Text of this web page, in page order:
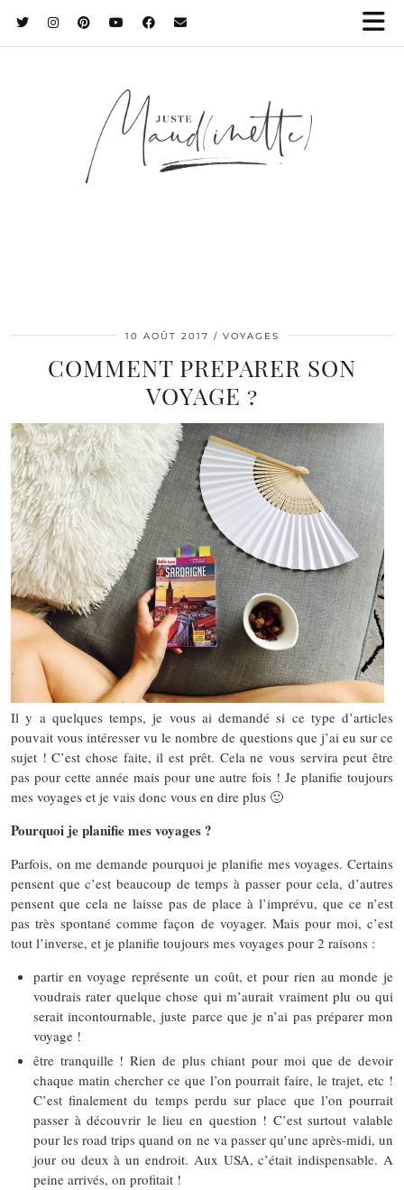
10 AOÛT 2017 VOYAGES
COMMENT PREPARER SON
VOYAGE ?
Il y a quelques temps, je vous ai demandé si ce type d’articles
pouvait vous intéresser vu le nombre de questions que j’ai eu sur ce
sujet ! C’est chose faite, il est prêt. Cela ne vous servira peut être
pas pour cette année mais pour une autre fois ! Je planifie toujours
mes voyages et je vais donc vous en dire plus 🙂
Pourquoi je planifie mes voyages ?
Parfois, on me demande pourquoi je planifie mes voyages. Certains
pensent que c’est beaucoup de temps à passer pour cela, d’autres
pensent que cela ne laisse pas de place à l’imprévu, que ce n’est
pas très spontané comme façon de voyager. Mais pour moi, c’est
tout l’inverse, et je planifie toujours mes voyages pour 2 raisons :
partir en voyage représente un coût, et pour rien au monde je
voudrais rater quelque chose qui m’aurait vraiment plu ou qui
serait incontournable, juste parce que je n’ai pas préparer mon
voyage !
être tranquille ! Rien de plus chiant pour moi que de devoir
chaque matin chercher ce que l’on pourrait faire, le trajet, etc !
C’est finalement du temps perdu sur place que l’on pourrait
passer à découvrir le lieu en question ! C’est surtout valable
pour les road trips quand on ne va passer qu’une après-midi, un
jour ou deux à un endroit. Aux USA, c’était indispensable. A
peine arrivés, on profitait !